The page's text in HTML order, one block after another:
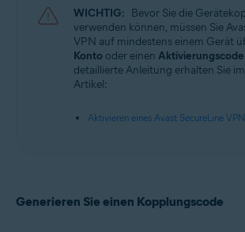
Microsoft Windows 11 Home/Pro/Enterprise/
Microsoft Windows 10 Home/Pro/Enterprise/
Microsoft Windows 8.1 Home/Pro/Enterprise/
Microsoft Windows 8 Home/Pro/Enterprise/
Microsoft Windows 7 Home Basic/Home
Premium/Professional/Enterprise/Ultimate – Service
Apple macOS 12.x (Monterey)
WICHTIG: Bevor Sie die
verwenden können, müssen Sie
VPN auf mindestens einem Gerät
Konto oder einen Aktivierungscode
detaillierte Anleitung erhalten Sie
Artikel:
Aktivieren eines Avast SecureLine
Generieren Sie einen Kopplungscode